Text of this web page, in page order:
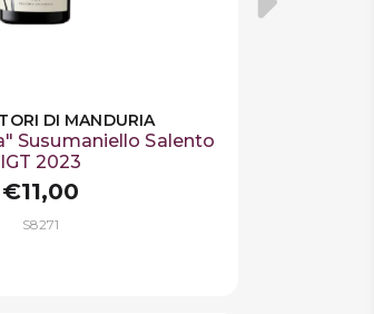
DI MANDURIA
Susumaniello Salento
IGT 2023
€11,00
S8271